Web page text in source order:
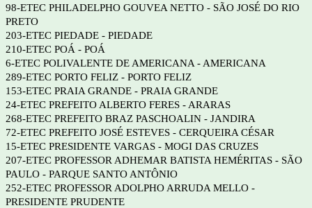
98-ETEC PHILADELPHO GOUVEA NETTO - SÃO JOSÉ DO RIO
PRETO
203-ETEC PIEDADE - PIEDADE
210-ETEC POÁ - POÁ
6-ETEC POLIVALENTE DE AMERICANA - AMERICANA
289-ETEC PORTO FELIZ - PORTO FELIZ
153-ETEC PRAIA GRANDE - PRAIA GRANDE
24-ETEC PREFEITO ALBERTO FERES - ARARAS
268-ETEC PREFEITO BRAZ PASCHOALIN - JANDIRA
72-ETEC PREFEITO JOSÉ ESTEVES - CERQUEIRA CÉSAR
15-ETEC PRESIDENTE VARGAS - MOGI DAS CRUZES
207-ETEC PROFESSOR ADHEMAR BATISTA HEMÉRITAS - SÃO
PAULO - PARQUE SANTO ANTÔNIO
252-ETEC PROFESSOR ADOLPHO ARRUDA MELLO -
PRESIDENTE PRUDENTE